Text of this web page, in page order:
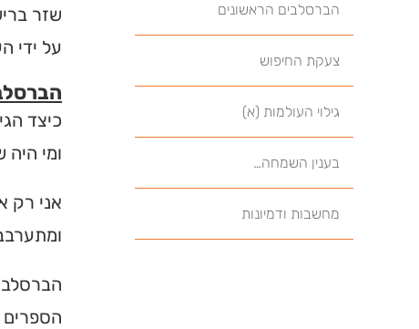
הברסלבים הראשונים
צעקת החיפוש
גילוי העולמות (א)
בענין השמחה…
מחשבות ודמיונות
שזר
על ידי
כיצד
ומי
אני רק
הספרים